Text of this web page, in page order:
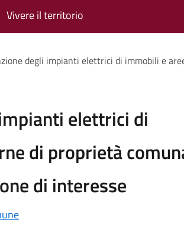
Vivere il territorio
degli impianti elettrici di immobili e
elettrici di
di proprietà
di interesse